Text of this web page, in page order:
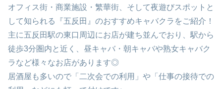
オフィス街・商業施設・繁華街、そして夜遊びスポットと
して知られる『五反田』のおすすめキャバクラをご紹介！
主に五反田駅の東口周辺にお店が建ち並んでおり、駅から
徒歩3分圏内と近く、昼キャバ・朝キャバや熟女キャバク
ラなど様々なお店があります◎
居酒屋も多いので「二次会での利用」や「仕事の接待での